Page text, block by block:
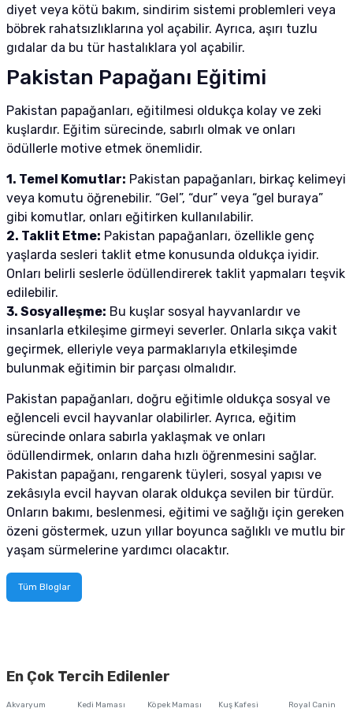
diyet veya kötü bakım, sindirim sistemi problemleri veya
böbrek rahatsızlıklarına yol açabilir. Ayrıca, aşırı tuzlu
gıdalar da bu tür hastalıklara yol açabilir.
Pakistan Papağanı Eğitimi
Pakistan papağanları, eğitilmesi oldukça kolay ve zeki
kuşlardır. Eğitim sürecinde, sabırlı olmak ve onları
ödüllerle motive etmek önemlidir.
1. Temel Komutlar: Pakistan papağanları, birkaç kelimeyi
veya komutu öğrenebilir. “Gel”, “dur” veya “gel buraya”
gibi komutlar, onları eğitirken kullanılabilir.
2. Taklit Etme: Pakistan papağanları, özellikle genç
yaşlarda sesleri taklit etme konusunda oldukça iyidir.
Onları belirli seslerle ödüllendirerek taklit yapmaları teşvik
edilebilir.
3. Sosyalleşme: Bu kuşlar sosyal hayvanlardır ve
insanlarla etkileşime girmeyi severler. Onlarla sıkça vakit
geçirmek, elleriyle veya parmaklarıyla etkileşimde
bulunmak eğitimin bir parçası olmalıdır.
Pakistan papağanları, doğru eğitimle oldukça sosyal ve
eğlenceli evcil hayvanlar olabilirler. Ayrıca, eğitim
sürecinde onlara sabırla yaklaşmak ve onları
ödüllendirmek, onların daha hızlı öğrenmesini sağlar.
Pakistan papağanı, rengarenk tüyleri, sosyal yapısı ve
zekâsıyla evcil hayvan olarak oldukça sevilen bir türdür.
Onların bakımı, beslenmesi, eğitimi ve sağlığı için gereken
özeni göstermek, uzun yıllar boyunca sağlıklı ve mutlu bir
yaşam sürmelerine yardımcı olacaktır.
Tüm Bloglar
En Çok Tercih Edilenler
Akvaryum
Kedi Maması
Köpek Maması
Kuş Kafesi
Royal Canin